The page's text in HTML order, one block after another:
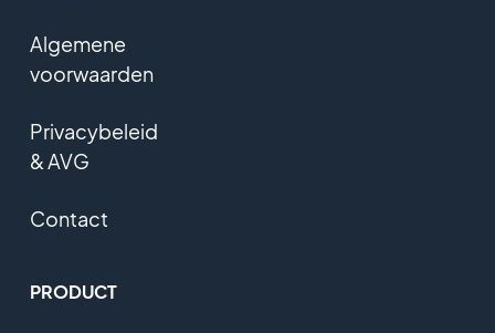
Algemene
voorwaarden
Privacybeleid
& AVG
Contact
PRODUCT